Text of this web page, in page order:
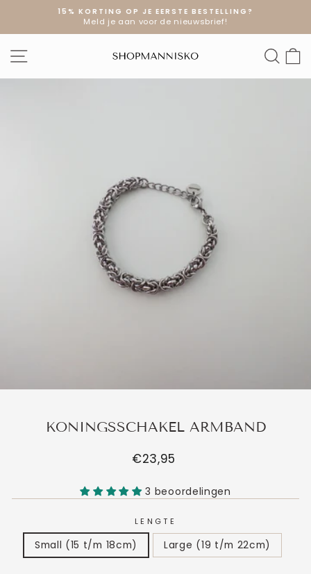
artikel
Diavoorstelling
15% KORTING OP JE EERSTE BESTELLING?
Meld je aan voor de nieuwsbrief!
SITE NAVIGATIE
KONINGSSCHAKEL ARMBAND
Normale
€23,95
3 beoordelingen
LENGTE
Small (15 t/m 18cm) Large (19 t/m 22cm)